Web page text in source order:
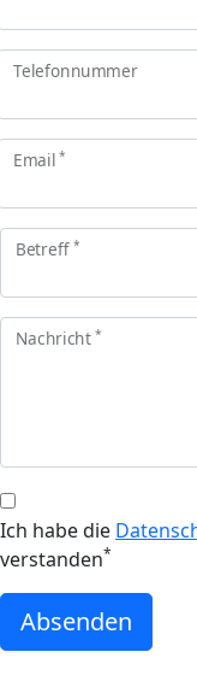
Telefonnummer
Email*
Betreff *
Nachricht*
Ich habe die
verstanden*
Absenden